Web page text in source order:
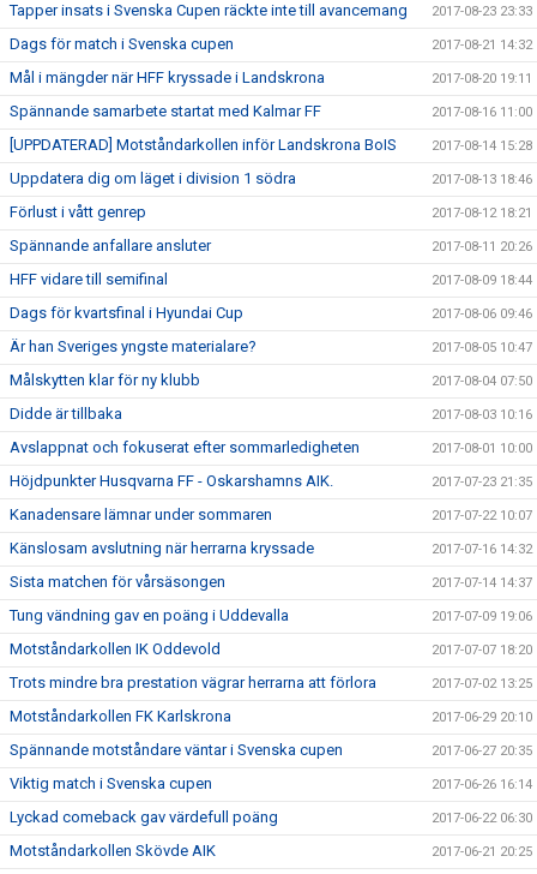
Tapper insats i Svenska Cupen räckte inte till avancemang 2017-08-23 23:33
Dags för match i Svenska cupen 2017-08-21 14:32
Mål i mängder när HFF kryssade i Landskrona 2017-08-20 19:11
Spännande samarbete startat med Kalmar FF 2017-08-16 11:00
[UPPDATERAD] Motståndarkollen inför Landskrona BoIS 2017-08-14 15:28
Uppdatera dig om läget i division 1 södra 2017-08-13 18:46
Förlust i vått genrep 2017-08-12 18:21
Spännande anfallare ansluter 2017-08-11 20:26
HFF vidare till semifinal 2017-08-09 18:44
Dags för kvartsfinal i Hyundai Cup 2017-08-06 09:46
Är han Sveriges yngste materialare? 2017-08-05 10:47
Målskytten klar för ny klubb 2017-08-04 07:50
Didde är tillbaka 2017-08-03 10:16
Avslappnat och fokuserat efter sommarledigheten 2017-08-01 10:00
Höjdpunkter Husqvarna FF - Oskarshamns AIK. 2017-07-23 21:35
Kanadensare lämnar under sommaren 2017-07-22 10:07
Känslosam avslutning när herrarna kryssade 2017-07-16 14:32
Sista matchen för vårsäsongen 2017-07-14 14:37
Tung vändning gav en poäng i Uddevalla 2017-07-09 19:06
Motståndarkollen IK Oddevold 2017-07-07 18:20
Trots mindre bra prestation vägrar herrarna att förlora 2017-07-02 13:25
Motståndarkollen FK Karlskrona 2017-06-29 20:10
Spännande motståndare väntar i Svenska cupen 2017-06-27 20:35
Viktig match i Svenska cupen 2017-06-26 16:14
Lyckad comeback gav värdefull poäng 2017-06-22 06:30
Motståndarkollen Skövde AIK 2017-06-21 20:25